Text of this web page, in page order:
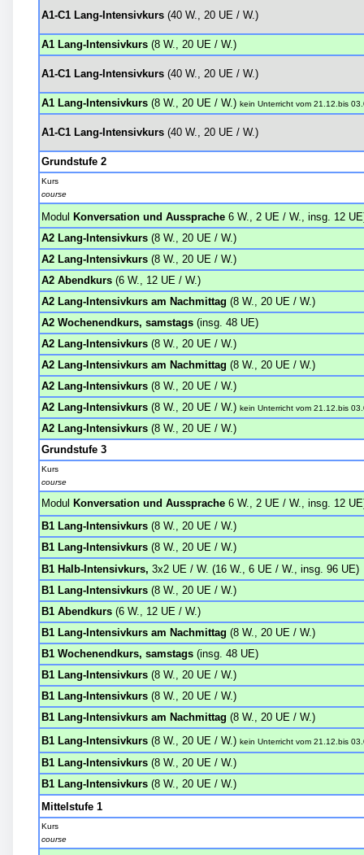
A1-C1 Lang-Intensivkurs (40 W., 20 UE / W.)
A1 Lang-Intensivkurs (8 W., 20 UE / W.)
A1-C1 Lang-Intensivkurs (40 W., 20 UE / W.)
A1 Lang-Intensivkurs (8 W., 20 UE / W.) kein Unterricht vom 21.12. bis
A1-C1 Lang-Intensivkurs (40 W., 20 UE / W.)
Grundstufe 2
Kurs
course
Modul Konversation und Aussprache 6 W., 2 UE / W., insg. 12
A2 Lang-Intensivkurs (8 W., 20 UE / W.)
A2 Lang-Intensivkurs (8 W., 20 UE / W.)
A2 Abendkurs (6 W., 12 UE / W.)
A2 Lang-Intensivkurs am Nachmittag (8 W., 20 UE / W.)
A2 Wochenendkurs, samstags (insg. 48 UE)
A2 Lang-Intensivkurs (8 W., 20 UE / W.)
A2 Lang-Intensivkurs am Nachmittag (8 W., 20 UE / W.)
A2 Lang-Intensivkurs (8 W., 20 UE / W.)
A2 Lang-Intensivkurs (8 W., 20 UE / W.) kein Unterricht vom 21.12. bis
A2 Lang-Intensivkurs (8 W., 20 UE / W.)
Grundstufe 3
Kurs
course
Modul Konversation und Aussprache 6 W., 2 UE / W., insg. 12
B1 Lang-Intensivkurs (8 W., 20 UE / W.)
B1 Lang-Intensivkurs (8 W., 20 UE / W.)
B1 Halb-Intensivkurs, 3x2 UE / W. (16 W., 6 UE / W., insg. 96 UE)
B1 Lang-Intensivkurs (8 W., 20 UE / W.)
B1 Abendkurs (6 W., 12 UE / W.)
B1 Lang-Intensivkurs am Nachmittag (8 W., 20 UE / W.)
B1 Wochenendkurs, samstags (insg. 48 UE)
B1 Lang-Intensivkurs (8 W., 20 UE / W.)
B1 Lang-Intensivkurs (8 W., 20 UE / W.)
B1 Lang-Intensivkurs am Nachmittag (8 W., 20 UE / W.)
B1 Lang-Intensivkurs (8 W., 20 UE / W.) kein Unterricht vom 21.12. bis
B1 Lang-Intensivkurs (8 W., 20 UE / W.)
B1 Lang-Intensivkurs (8 W., 20 UE / W.)
Mittelstufe 1
Kurs
course